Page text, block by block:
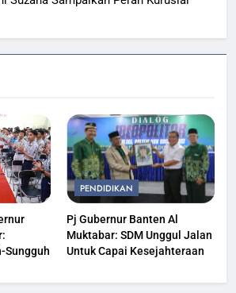
Sungguh
PENDIDIKAN
Pj Gubernur Banten Al
Muktabar: SDM Unggul Jalan
Untuk Capai Kesejahteraan